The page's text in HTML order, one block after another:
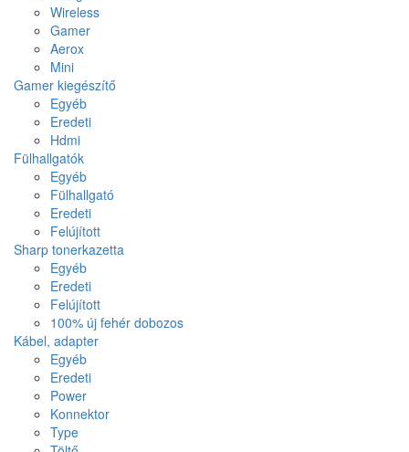
Wireless
Gamer
Aerox
Mini
Gamer kiegészítő
Egyéb
Eredeti
Hdmi
Fülhallgatók
Egyéb
Fülhallgató
Eredeti
Felújított
Sharp tonerkazetta
Egyéb
Eredeti
Felújított
100% új fehér dobozos
Kábel, adapter
Egyéb
Eredeti
Power
Konnektor
Type